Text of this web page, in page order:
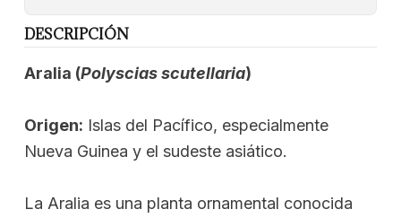
DESCRIPCIÓN
Aralia (Polyscias scutellaria)
Origen: Islas del Pacífico, especialmente
Nueva Guinea y el sudeste asiático.
La Aralia es una planta ornamental conocida